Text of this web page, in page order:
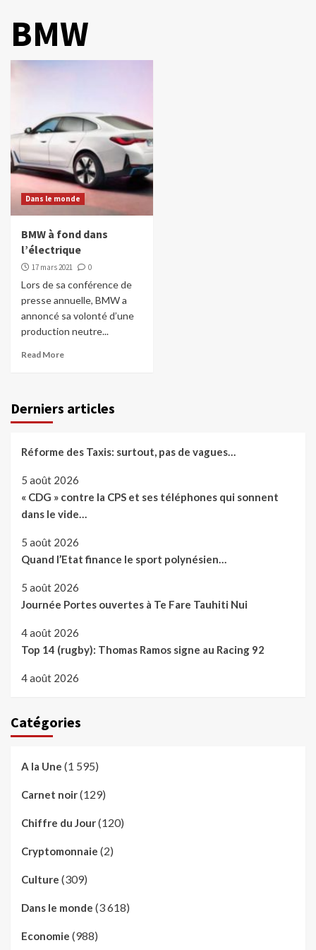
BMW
Dans le monde
BMW à fond dans
l’électrique
17 mars 2021 0
Lors de sa conférence de
presse annuelle, BMW a
annoncé sa volonté d’une
production neutre...
Read More
Derniers articles
Réforme des Taxis: surtout, pas de vagues…
5 août 2026
« CDG » contre la CPS et ses téléphones qui sonnent
dans le vide…
5 août 2026
Quand l’Etat finance le sport polynésien…
5 août 2026
Journée Portes ouvertes à Te Fare Tauhiti Nui
4 août 2026
Top 14 (rugby): Thomas Ramos signe au Racing 92
4 août 2026
Catégories
A la Une (1 595)
Carnet noir(129)
Chiffre du Jour(120)
Cryptomonnaie (2)
Culture (309)
Dans le monde (3 618)
Economie (988)